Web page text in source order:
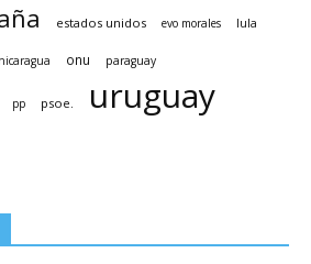
estados unidos evo morales lula
nicaragua onu paraguay
pp psoe. uruguay